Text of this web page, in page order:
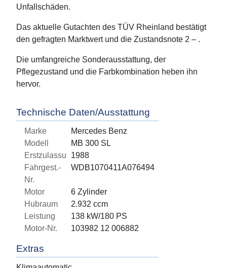
Unfallschäden.
Das aktuelle Gutachten des TÜV Rheinland bestätigt
den gefragten Marktwert und die Zustandsnote 2 – .
Die umfangreiche Sonderausstattung, der
Pflegezustand und die Farbkombination heben ihn
hervor.
Technische Daten/Ausstattung
Marke
Mercedes Benz
Modell
MB 300 SL
Erstzulassung1988
Fahrgest.-
Nr.
WDB1070411A076494
Motor
6 Zylinder
Hubraum
2.932 ccm
Leistung
138 kW/180 PS
Motor-Nr.
103982 12 006882
Extras